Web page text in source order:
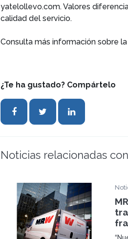
yatelollevo.com. Valores
calidad del servicio.
Consulta más información sobre
¿Te ha gustado? Compártelo
Noticias relacionadas